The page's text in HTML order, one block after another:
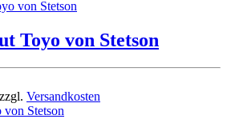
Toyo von Stetson
Versandkosten